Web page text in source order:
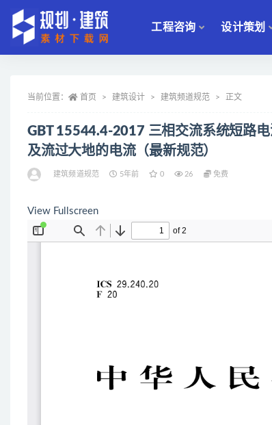
工程咨询 设计策划
当前位置： 首页 建筑设计 建筑频道规范 正文
GBT 15544.4-2017 三相交流系统短路
及流过大地的电流（最新规范）
建筑频道规范 5年前 0 26 免费
View Fullscreen